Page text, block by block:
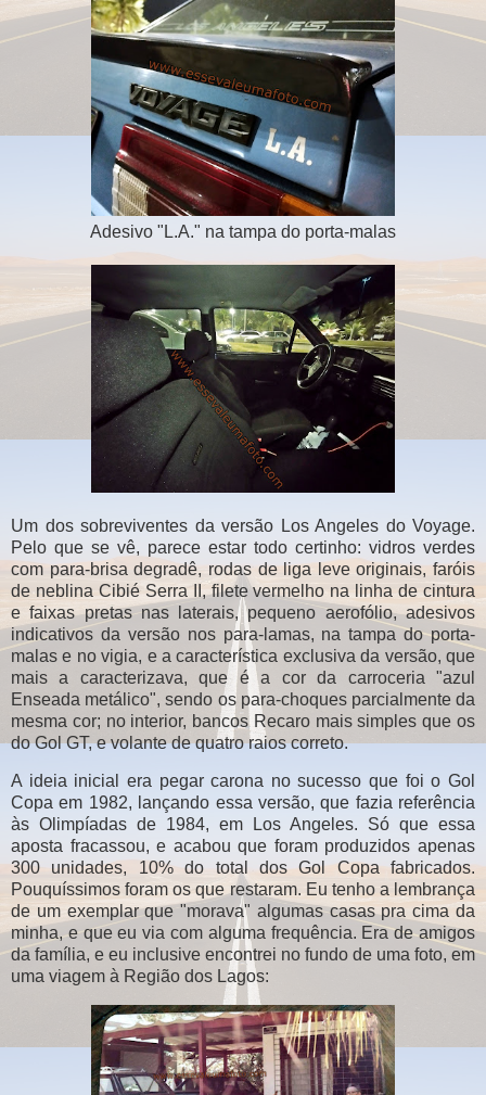
Adesivo "L.A." na tampa do porta-malas
Um dos sobreviventes da versão Los Angeles do Voyage.
Pelo que se vê, parece estar todo certinho: vidros verdes
com para-brisa degradê, rodas de liga leve originais, faróis
de neblina Cibié Serra II, filete vermelho na linha de cintura
e faixas pretas nas laterais, pequeno aerofólio, adesivos
indicativos da versão nos para-lamas, na tampa do porta-
malas e no vigia, e a característica exclusiva da versão, que
mais a caracterizava, que é a cor da carroceria "azul
Enseada metálico", sendo os para-choques parcialmente da
mesma cor; no interior, bancos Recaro mais simples que os
do Gol GT, e volante de quatro raios correto.
A ideia inicial era pegar carona no sucesso que foi o Gol
Copa em 1982, lançando essa versão, que fazia referência
às Olimpíadas de 1984, em Los Angeles. Só que essa
aposta fracassou, e acabou que foram produzidos apenas
300 unidades, 10% do total dos Gol Copa fabricados.
Pouquíssimos foram os que restaram. Eu tenho a lembrança
de um exemplar que "morava" algumas casas pra cima da
minha, e que eu via com alguma frequência. Era de amigos
da família, e eu inclusive encontrei no fundo de uma foto, em
uma viagem à Região dos Lagos: